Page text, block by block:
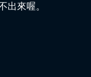
出來喔。